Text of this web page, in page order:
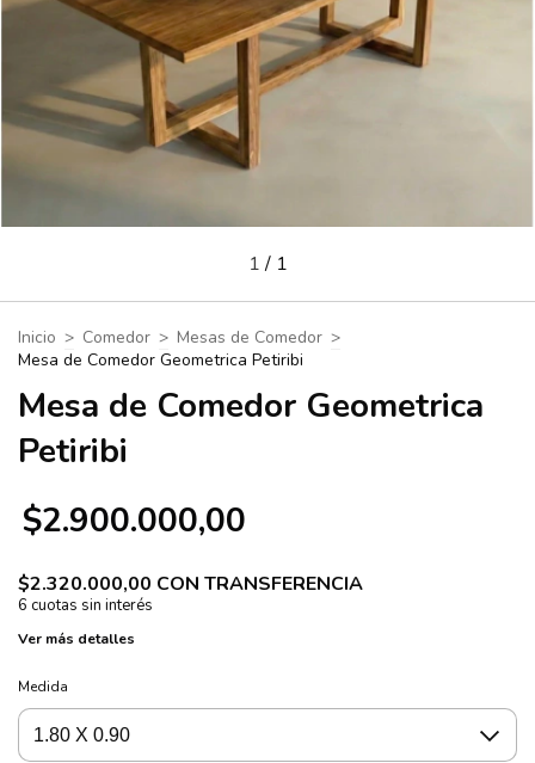
1/ 1
Inicio > Comedor > Mesas de Comedor >
Mesa de Comedor Geometrica Petiribi
Mesa de Comedor Geometrica
Petiribi
$2.900.000,00
$2.320.000,00 CON TRANSFERENCIA
Ver más detalles
Medida